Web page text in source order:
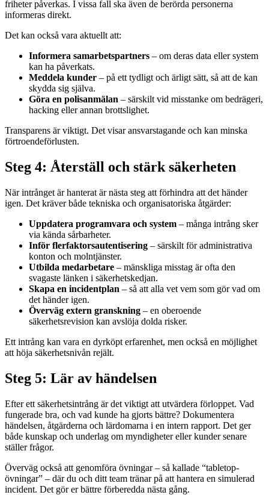
friheter påverkas. I vissa fall ska även de berörda personerna
informeras direkt.
Det kan också vara aktuellt att:
Informera samarbetspartners – om deras data eller system
kan ha påverkats.
Meddela kunder – på ett tydligt och ärligt sätt, så att de kan
skydda sig själva.
Göra en polisanmälan – särskilt vid misstanke om bedrägeri,
hacking eller annan brottslighet.
Transparens är viktigt. Det visar ansvarstagande och kan minska
förtroendeförlusten.
Steg 4: Återställ och stärk säkerheten
När intrånget är hanterat är nästa steg att förhindra att det händer
igen. Det kräver både tekniska och organisatoriska åtgärder:
Uppdatera programvara och system – många intrång sker
via kända sårbarheter.
Inför flerfaktorsautentisering – särskilt för administrativa
konton och molntjänster.
Utbilda medarbetare – mänskliga misstag är ofta den
svagaste länken i säkerhetskedjan.
Skapa en incidentplan – så att alla vet vem som gör vad om
det händer igen.
Överväg extern granskning – en oberoende
säkerhetsrevision kan avslöja dolda risker.
Ett intrång kan vara en dyrköpt erfarenhet, men också en möjlighet
att höja säkerhetsnivån rejält.
Steg 5: Lär av händelsen
Efter ett säkerhetsintrång är det viktigt att utvärdera förloppet. Vad
fungerade bra, och vad kunde ha gjorts bättre? Dokumentera
händelsen, åtgärderna och lärdomarna i en intern rapport. Det ger
både kunskap och underlag om myndigheter eller kunder senare
ställer frågor.
Överväg också att genomföra övningar – så kallade “tabletop-
övningar” – där du och ditt team tränar på att hantera en simulerad
incident. Det gör er bättre förberedda nästa gång.